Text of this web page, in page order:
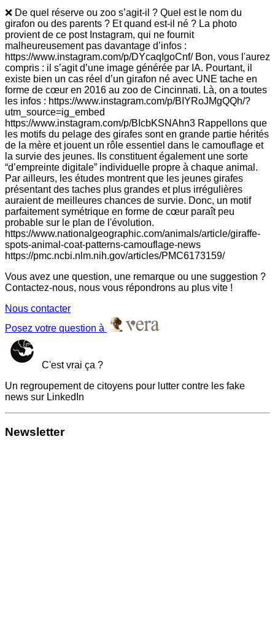
❌ De quel réserve ou zoo s’agit-il ? Quel est le nom du
girafon ou des parents ? Et quand est-il né ? La photo
provient de ce post Instagram, qui ne fournit
malheureusement pas davantage d’infos :
https://www.instagram.com/p/DYcaqIgoCnf/ Bon, vous l'aurez
compris : il s’agit d’une image générée par IA. Pourtant, il
existe bien un cas réel d’un girafon né avec UNE tache en
forme de cœur en 2016 au zoo de Cincinnati. Là, on a toutes
les infos : https://www.instagram.com/p/BIYRoJMgQQh/?
utm_source=ig_embed
https://www.instagram.com/p/BIcbKSNAhn3 Rappellons que
les motifs du pelage des girafes sont en grande partie hérités
de la mère et jouent un rôle essentiel dans le camouflage et
la survie des jeunes. Ils constituent également une sorte
“d’empreinte digitale” individuelle propre à chaque animal.
Par ailleurs, les études montrent que les jeunes girafes
présentant des taches plus grandes et plus irrégulières
auraient de meilleures chances de survie. Donc, un motif
parfaitement symétrique en forme de cœur paraît peu
probable sur le plan de l'évolution.
https://www.nationalgeographic.com/animals/article/giraffe-
spots-animal-coat-patterns-camouflage-news
https://pmc.ncbi.nlm.nih.gov/articles/PMC6173159/
Vous avez une question, une remarque ou une suggestion ?
Contactez-nous, nous vous répondrons au plus vite !
Nous contacter
Posez votre question à
C'est vrai ça ?
Un regroupement de citoyens pour lutter contre les fake
news sur LinkedIn
Newsletter